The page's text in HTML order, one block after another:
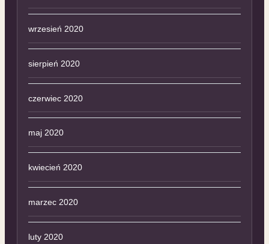
wrzesień 2020
sierpień 2020
czerwiec 2020
maj 2020
kwiecień 2020
marzec 2020
luty 2020